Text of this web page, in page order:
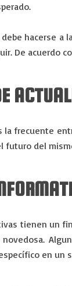
hacerse a
De acuerdo
frecuente
futuro del
tienen un
en